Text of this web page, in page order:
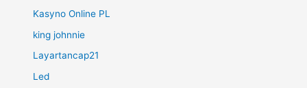
Kasyno Online PL
king johnnie
Layartancap21
Led